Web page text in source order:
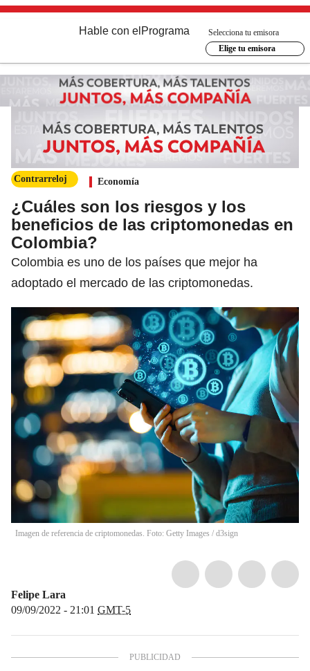
Hable con el Programa
Selecciona tu emisora
Elige tu emisora
Contrarreloj Economía
¿Cuáles son los riesgos y los
beneficios de las criptomonedas en
Colombia?
Colombia es uno de los países que mejor ha
adoptado el mercado de las criptomonedas.
Imagen de referencia de criptomonedas. Foto: Getty Images / d3sign
Felipe Lara
09/09/2022 - 21:01 GMT-5